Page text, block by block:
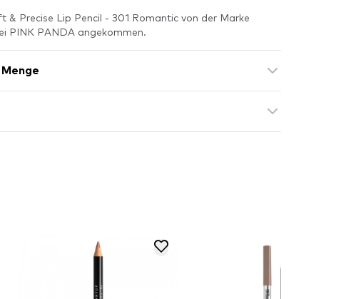
& Precise Lip Pencil - 301 Romantic von der Marke
PINK PANDA angekommen.